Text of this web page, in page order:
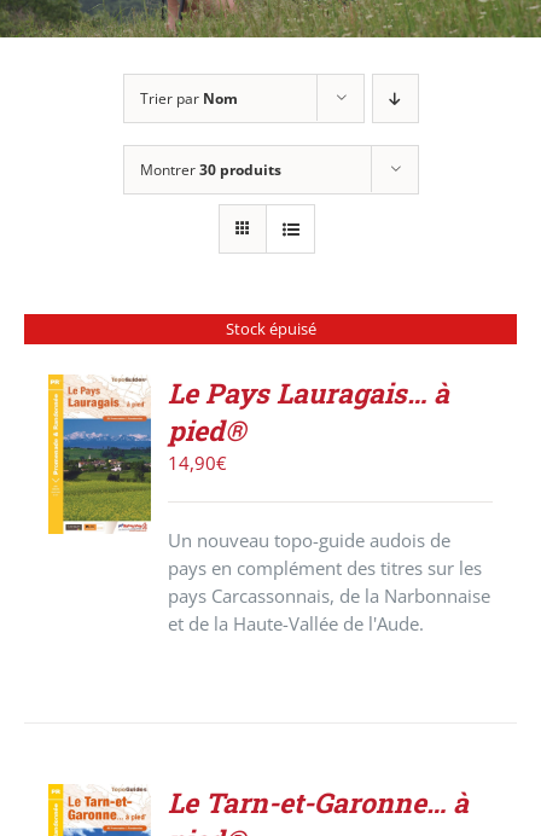
Trier par Nom
Montrer30 produits
Stock épuisé
DÉTAILS
Le Pays Lauragais… à
pied®
14,90€
Un nouveau topo-guide audois de
pays en complément des titres sur les
pays Carcassonnais, de la Narbonnaise
et de la Haute-Vallée de l'Aude.
AJOUTER
Le Tarn-et-Garonne… à